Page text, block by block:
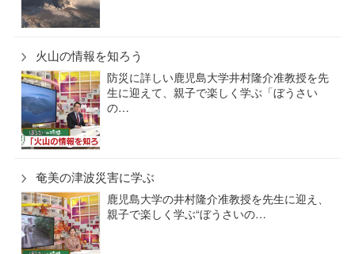
火山の情報を知ろう
防災に詳しい鹿児島大学井村隆介准教授を先
生に迎えて、親子で楽しく学ぶ「ぼうさい
の…
奄美の津波災害に学ぶ
鹿児島大学の井村隆介准教授を先生に迎え、
親子で楽しく学ぶ“ぼうさいの…